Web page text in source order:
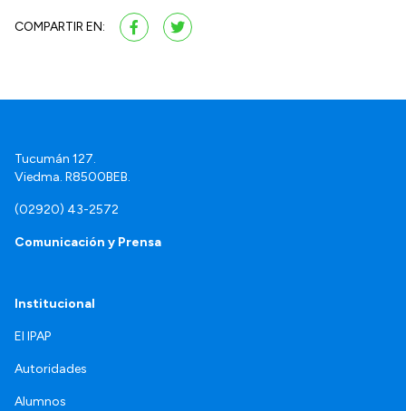
COMPARTIR EN:
Tucumán 127.
Viedma. R8500BEB.
(02920) 43-2572
Comunicación y Prensa
Institucional
El IPAP
Autoridades
Alumnos